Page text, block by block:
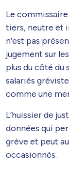
Le
tiers, neutre et
n’est pas
jugement sur
plus du côté du
salariés
comme une
L’huissier de
données qui
grève et peut
occasionnés.